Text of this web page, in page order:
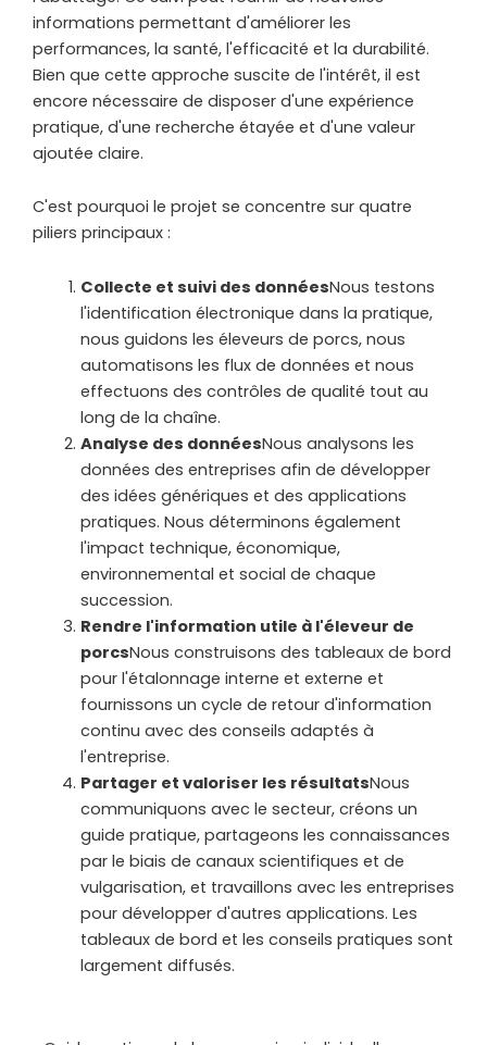
informations permettant d'améliorer les
performances, la santé, l'efficacité et la durabilité.
Bien que cette approche suscite de l'intérêt, il est
encore nécessaire de disposer d'une expérience
pratique, d'une recherche étayée et d'une valeur
ajoutée claire.
C'est pourquoi le projet se concentre sur quatre
piliers principaux :
Collecte et suivi des donnéesNous testons
l'identification électronique dans la pratique,
nous guidons les éleveurs de porcs, nous
automatisons les flux de données et nous
effectuons des contrôles de qualité tout au
long de la chaîne.
Analyse des donnéesNous analysons les
données des entreprises afin de développer
des idées génériques et des applications
pratiques. Nous déterminons également
l'impact technique, économique,
environnemental et social de chaque
succession.
Rendre l'information utile à l'éleveur de
porcsNous construisons des tableaux de bord
pour l'étalonnage interne et externe et
fournissons un cycle de retour d'information
continu avec des conseils adaptés à
l'entreprise.
Partager et valoriser les résultatsNous
communiquons avec le secteur, créons un
guide pratique, partageons les connaissances
par le biais de canaux scientifiques et de
vulgarisation, et travaillons avec les entreprises
pour développer d'autres applications. Les
tableaux de bord et les conseils pratiques sont
largement diffusés.